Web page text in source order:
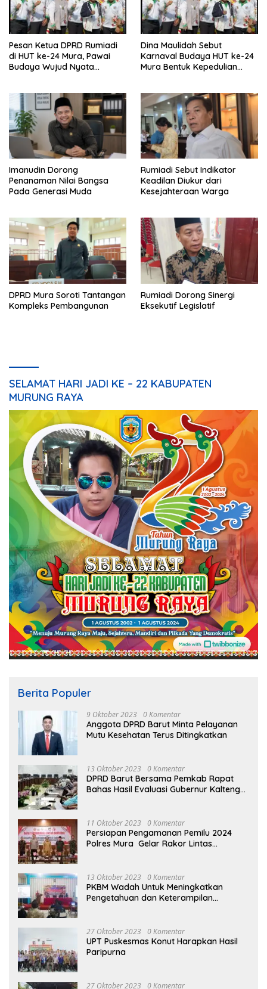
Pesan Ketua DPRD Rumiadi
di HUT ke-24 Mura, Pawai
Budaya Wujud Nyata
Dina Maulidah Sebut
Karnaval Budaya HUT ke-24
Mura Bentuk Kepedulian
Imanudin Dorong
Penanaman Nilai Bangsa
Pada Generasi Muda
Rumiadi Sebut Indikator
Keadilan Diukur dari
Kesejahteraan Warga
DPRD Mura Soroti Tantangan
Kompleks Pembangunan
Rumiadi Dorong Sinergi
Eksekutif Legislatif
SELAMAT HARI JADI KE – 22 KABUPATEN
MURUNG RAYA
Berita Populer
9 Oktober 2023 0 Komentar
Anggota DPRD Barut Minta Pelayanan
Mutu Kesehatan Terus Ditingkatkan
13 Oktober 2023 0 Komentar
DPRD Barut Bersama Pemkab Rapat
Bahas Hasil Evaluasi Gubernur Kalteng
11 Oktober 2023 0 Komentar
Persiapan Pengamanan Pemilu 2024
Polres Mura Gelar Rakor Lintas
13 Oktober 2023 0 Komentar
PKBM Wadah Untuk Meningkatkan
Pengetahuan dan Keterampilan
27 Oktober 2023 0 Komentar
UPT Puskesmas Konut Harapkan Hasil
Paripurna
27 Oktober 2023 0 Komentar